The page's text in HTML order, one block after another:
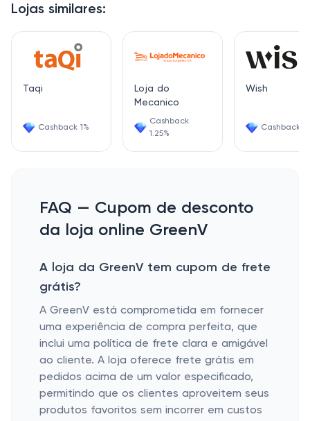
Lojas similares:
Taqi
Cashback 1%
Loja do
Mecanico
Cashback
1.25%
Wish
Cashback
FAQ — Cupom de desconto
da loja online GreenV
A loja da GreenV tem cupom de frete
grátis?
A GreenV está comprometida em fornecer
uma experiência de compra perfeita, que
inclui uma política de frete clara e amigável
ao cliente. A loja oferece frete grátis em
pedidos acima de um valor especificado,
permitindo que os clientes aproveitem seus
produtos favoritos sem incorrer em custos